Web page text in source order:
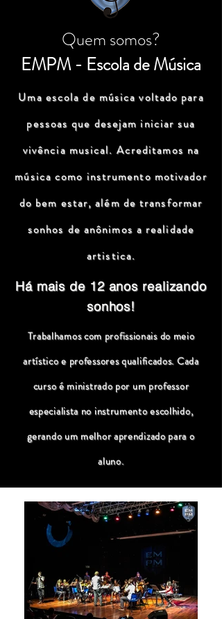
Quem somos?
EMPM - Escola de Música
Uma escola de música voltado para
pessoas que desejam iniciar sua
vivência musical. Acreditamos na
música como instrumento motivador
do bem estar, além de transformar
sonhos de anônimos a realidade
artistica.
Há mais de 12 anos realizando
sonhos!
Trabalhamos com profissionais do meio
artístico e professores qualificados. Cada
curso é ministrado por um professor
especialista no instrumento escolhido,
gerando um melhor aprendizado para o
aluno.